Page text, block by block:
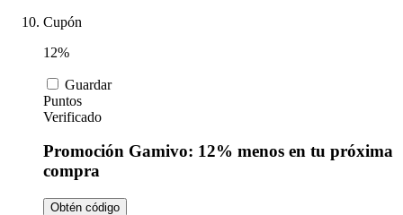
Cupón
12%
Guardar
Puntos
Verificado
Promoción Gamivo: 12% menos en tu próxima
compra
Obtén código